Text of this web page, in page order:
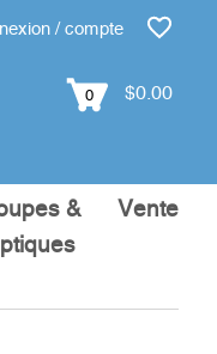
/ compte
0 $0.00
&
Vente